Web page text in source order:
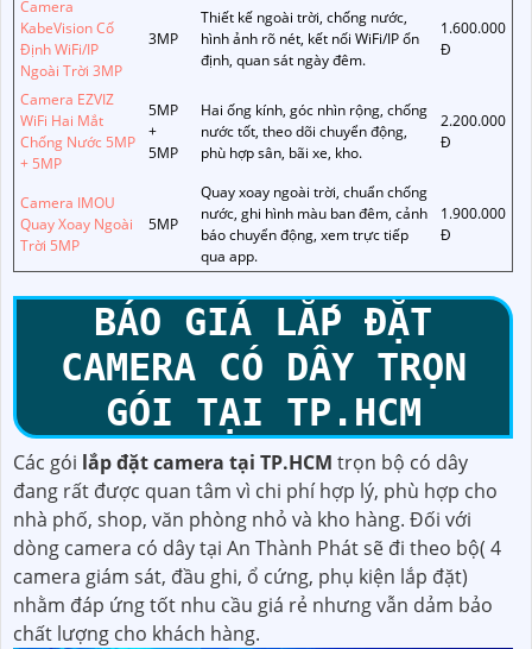
Camera
KabeVision Cố
Định WiFi/IP
Ngoài Trời 3MP
3MP
Thiết kế ngoài trời, chống nước,
hình ảnh rõ nét, kết nối WiFi/IP ổn
định, quan sát ngày đêm.
1.600.000
Đ
Camera EZVIZ
WiFi Hai Mắt
Chống Nước 5MP
+ 5MP
5MP
+
5MP
Hai ống kính, góc nhìn rộng, chống
nước tốt, theo dõi chuyển động,
phù hợp sân, bãi xe, kho.
2.200.000
Đ
Camera IMOU
Quay Xoay Ngoài
Trời 5MP
5MP
Quay xoay ngoài trời, chuẩn chống
nước, ghi hình màu ban đêm, cảnh
báo chuyển động, xem trực tiếp
qua app.
1.900.000
Đ
BÁO GIÁ LẮP ĐẶT
CAMERA CÓ DÂY TRỌN
GÓI TẠI TP.HCM
Các gói lắp đặt camera tại TP.HCM trọn bộ có dây
đang rất được quan tâm vì chi phí hợp lý, phù hợp cho
nhà phố, shop, văn phòng nhỏ và kho hàng. Đối với
dòng camera có dây tại An Thành Phát sẽ đi theo bộ( 4
camera giám sát, đầu ghi, ổ cứng, phụ kiện lắp đặt)
nhằm đáp ứng tốt nhu cầu giá rẻ nhưng vẫn dảm bảo
chất lượng cho khách hàng.